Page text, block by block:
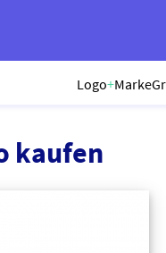
Logo+Marke
kaufen